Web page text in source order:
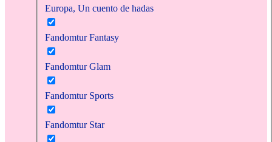
Europa, Un cuento de hadas
Fandomtur Fantasy
Fandomtur Glam
Fandomtur Sports
Fandomtur Star